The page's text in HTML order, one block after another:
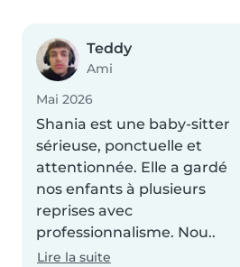
Teddy
Ami
Mai 2026
Shania est une baby-sitter
sérieuse, ponctuelle et
attentionnée. Elle a gardé
nos enfants à plusieurs
reprises avec
professionnalisme. Nou..
Lire la suite